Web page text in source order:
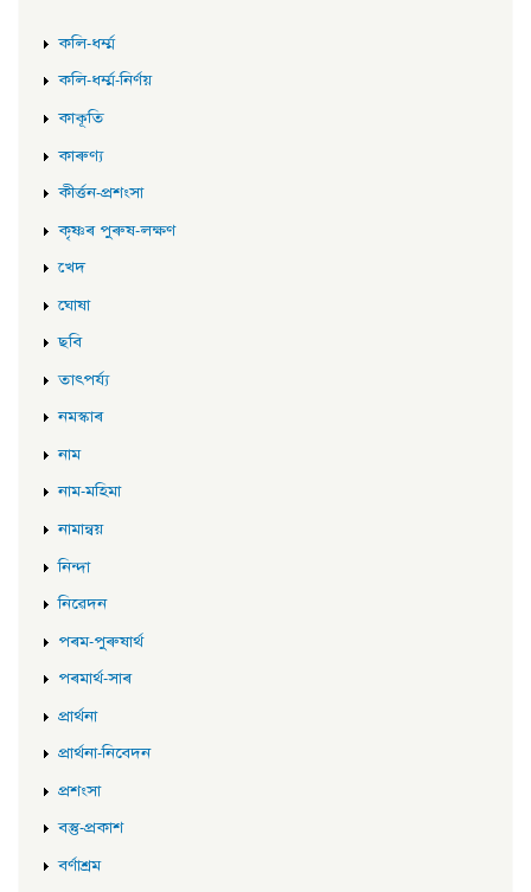
কলি-ধৰ্ম্ম
কলি-ধৰ্ম্ম-নিৰ্ণয়
কাকূতি
কাৰুণ্য
কীৰ্ত্তন-প্ৰশংসা
কৃষ্ণৰ পুৰুষ-লক্ষণ
খেদ
ঘোষা
ছবি
তাৎপৰ্য্য
নমস্কাৰ
নাম
নাম-মহিমা
নামান্বয়
নিন্দা
নিৱেদন
পৰম-পুৰুষাৰ্থ
পৰমাৰ্থ-সাৰ
প্ৰাৰ্থনা
প্ৰাৰ্থনা-নিবেদন
প্ৰশংসা
বস্তু-প্ৰকাশ
বৰ্ণাশ্ৰম